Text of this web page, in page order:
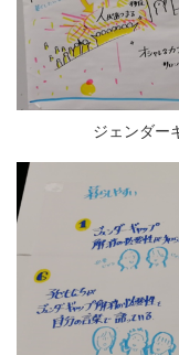
ジェンダー